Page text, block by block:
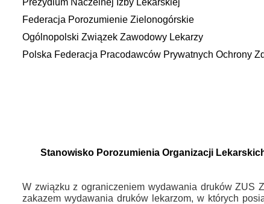
Prezydium Naczelnej Izby Lekarskiej
Federacja Porozumienie Zielonogórskie
Ogólnopolski Związek Zawodowy Lekarzy
Polska Federacja Pracodawców Prywatnych Ochrony
Stanowisko Porozumienia Organizacji
W związku z ograniczeniem wydawania druków ZUS
zakazem wydawania druków lekarzom, w których